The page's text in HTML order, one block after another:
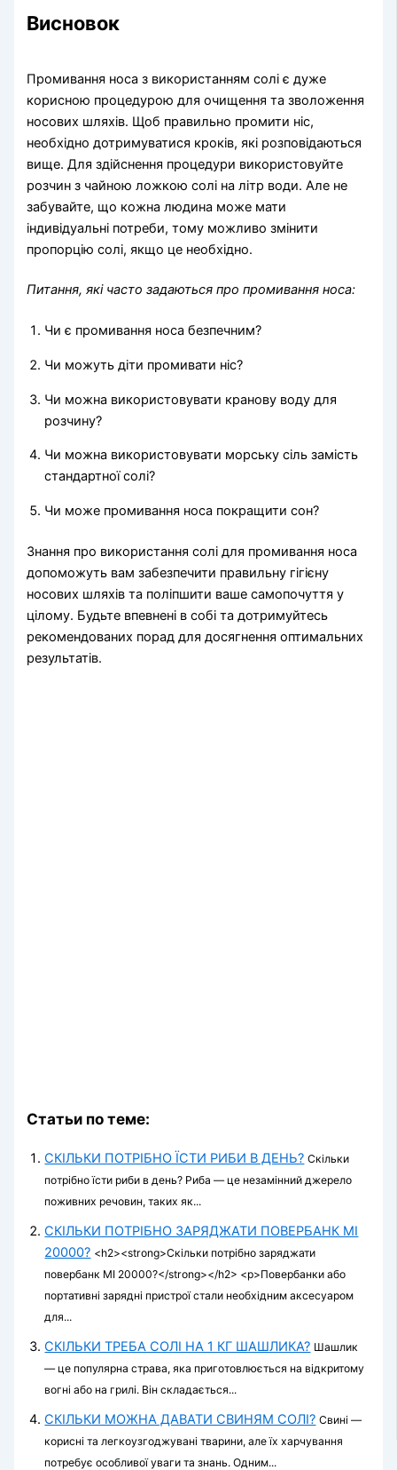
Висновок
Промивання носа з використанням солі є дуже
корисною процедурою для очищення та зволоження
носових шляхів. Щоб правильно промити ніс,
необхідно дотримуватися кроків, які розповідаються
вище. Для здійснення процедури використовуйте
розчин з чайною ложкою солі на літр води. Але не
забувайте, що кожна людина може мати
індивідуальні потреби, тому можливо змінити
пропорцію солі, якщо це необхідно.
Питання, які часто задаються про промивання носа:
Чи є промивання носа безпечним?
Чи можуть діти промивати ніс?
Чи можна використовувати кранову воду для
розчину?
Чи можна використовувати морську сіль замість
стандартної солі?
Чи може промивання носа покращити сон?
Знання про використання солі для промивання носа
допоможуть вам забезпечити правильну гігієну
носових шляхів та поліпшити ваше самопочуття у
цілому. Будьте впевнені в собі та дотримуйтесь
рекомендованих порад для досягнення оптимальних
результатів.
Статьи по теме:
СКІЛЬКИ ПОТРІБНО ЇСТИ РИБИ В ДЕНЬ? Скільки
потрібно їсти риби в день? Риба — це незамінний джерело
поживних речовин, таких як...
СКІЛЬКИ ПОТРІБНО ЗАРЯДЖАТИ ПОВЕРБАНК MI
20000? <h2><strong>Скільки потрібно заряджати
повербанк MI 20000?</strong></h2> <p>Повербанки або
портативні зарядні пристрої стали необхідним аксесуаром
для...
СКІЛЬКИ ТРЕБА СОЛІ НА 1 КГ ШАШЛИКА? Шашлик
— це популярна страва, яка приготовлюється на відкритому
вогні або на грилі. Він складається...
СКІЛЬКИ МОЖНА ДАВАТИ СВИНЯМ СОЛІ? Свині —
корисні та легкоузгоджувані тварини, але їх харчування
потребує особливої уваги та знань. Одним...